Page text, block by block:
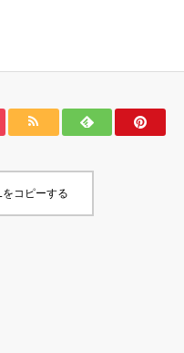
コピーする
営会社
マーケティング用語集